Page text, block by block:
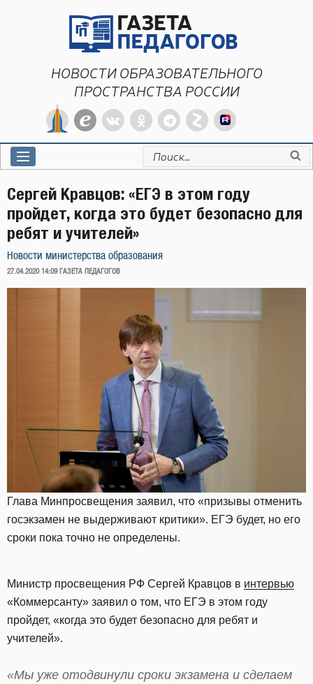
НОВОСТИ ОБРАЗОВАТЕЛЬНОГО
ПРОСТРАНСТВА РОССИИ
Искать:
Сергей Кравцов: «ЕГЭ в этом году
пройдет, когда это будет безопасно для
ребят и учителей»
Новости министерства образования
ОПУБЛИКОВАНО
27.04.2020 14:09 ГАЗЕТА ПЕДАГОГОВ
Глава Минпросвещения заявил, что «призывы отменить
госэкзамен не выдерживают критики». ЕГЭ будет, но его
сроки пока точно не определены.
Министр просвещения РФ Сергей Кравцов в интервью
«Коммерсанту» заявил о том, что ЕГЭ в этом году
пройдет, «когда это будет безопасно для ребят и
учителей».
«Мы уже отодвинули сроки экзамена и сделаем